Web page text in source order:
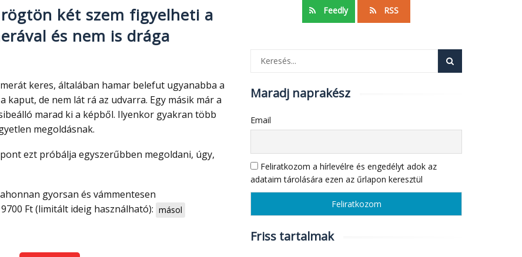
két szem figyelheti a
és nem is drága
keres, általában hamar belefut ugyanabba a
kaput, de nem lát rá az udvarra. Egy másik már a
marad ki a képből. Ilyenkor gyakran több
megoldásnak.
Ft (limitált ideig használható): másol
Feedly RSS
Maradj naprakész
Email
Feliratkozom a hírlevélre és engedélyt adok az
adataim tárolására ezen az űrlapon keresztül
Friss tartalmak